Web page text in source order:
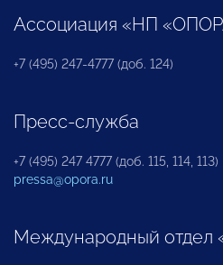
Ассоциация «НП
+7 (495) 247-4777 (доб. 124)
Пресс-служба
+7 (495) 247 4777 (доб. 115, 114, 113)
pressa@opora.ru
Международный